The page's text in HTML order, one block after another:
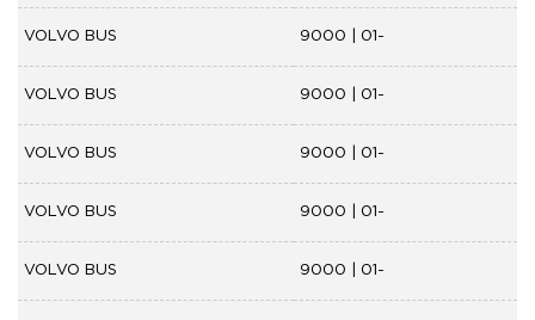
VOLVO BUS 9000 | 01-
VOLVO BUS 9000 | 01-
VOLVO BUS 9000 | 01-
VOLVO BUS 9000 | 01-
VOLVO BUS 9000 | 01-